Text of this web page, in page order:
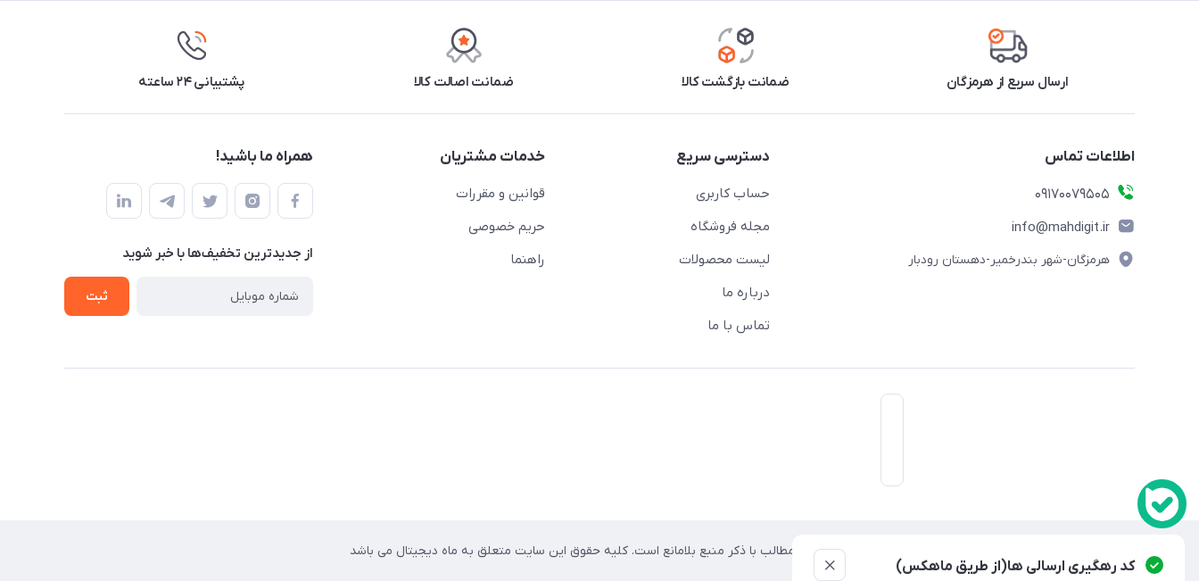
ارسال سریع از هرمزگان ضمانت بازگشت کالا ضمانت اصالت کالا پشتیبانی ۲۴ ساعته
اطلاعات تماس
09170079505
info@mahdigit.ir
هرمزگان-شهر بندرخمیر-دهستان رودبار
دسترسی سریع
حساب کاربری
مجله فروشگاه
لیست محصولات
درباره ما
تماس با ما
خدمات مشتریان
قوانین و مقررات
حریم خصوصی
راهنما
همراه ما باشید!
از جدید‌ترین تخفیف‌ها با‌ خبر شوید
ثبت
کد رهگیری ارسالی ها(از طریق ماهکس)
استفاده از مطالب با ذکر منبع بلامانع است. کلیه حقوق این سایت متعلق به ماه دیجیتال می باشد